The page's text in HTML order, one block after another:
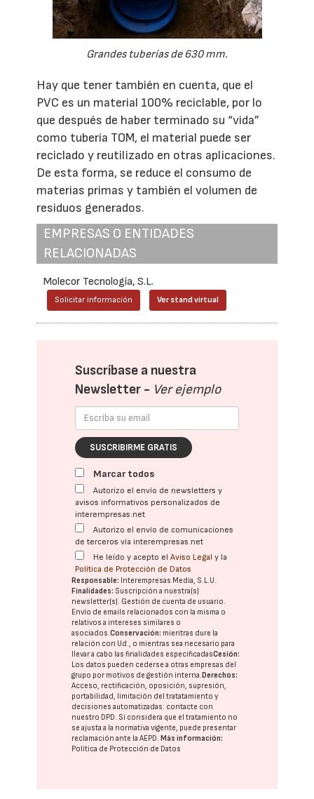
Grandes tuberías de 630 mm.
Hay que tener también en cuenta, que el
PVC es un material 100% reciclable, por lo
que después de haber terminado su “vida”
como tubería TOM, el material puede ser
reciclado y reutilizado en otras aplicaciones.
De esta forma, se reduce el consumo de
materias primas y también el volumen de
residuos generados.
EMPRESAS O ENTIDADES
RELACIONADAS
Molecor Tecnología, S.L.
Solicitar información Ver stand virtual
Suscríbase a nuestra
Newsletter - Ver ejemplo
SUSCRIBIRME GRATIS
Marcar todos
Autorizo el envío de newsletters y
avisos informativos personalizados de
interempresas.net
Autorizo el envío de comunicaciones
de terceros vía interempresas.net
He leído y acepto elAviso Legal y la
Política de Protección de Datos
Responsable: Interempresas Media, S.L.U.
Finalidades: Suscripción a nuestra(s)
newsletter(s). Gestión de cuenta de usuario.
Envío de emails relacionados con la misma o
relativos a intereses similares o
asociados.Conservación: mientras dure la
relación con Ud., o mientras sea necesario para
llevar a cabo las finalidades especificadasCesión:
Los datos pueden cederse a otras empresas del
grupo por motivos de gestión interna.Derechos:
Acceso, rectificación, oposición, supresión,
portabilidad, limitación del tratatamiento y
decisiones automatizadas: contacte con
nuestro DPD. Si considera que el tratamiento no
se ajusta a la normativa vigente, puede presentar
reclamación ante laAEPD.Más información:
Política de Protección de Datos